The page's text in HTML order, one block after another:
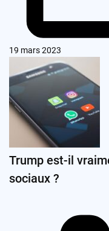
19 mars 2023
Trump est-il
sociaux ?